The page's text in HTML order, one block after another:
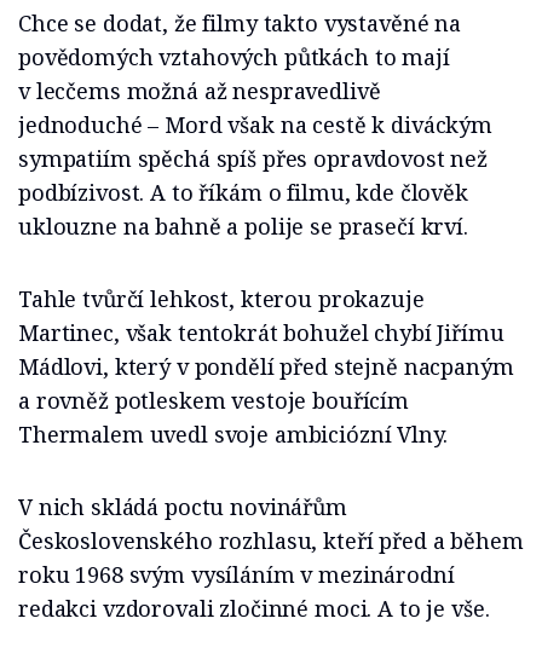
Chce se dodat, že filmy takto vystavěné na
povědomých vztahových půtkách to mají
v lecčems možná až nespravedlivě
jednoduché – Mord však na cestě k diváckým
sympatiím spěchá spíš přes opravdovost než
podbízivost. A to říkám o filmu, kde člověk
uklouzne na bahně a polije se prasečí krví.
Tahle tvůrčí lehkost, kterou prokazuje
Martinec, však tentokrát bohužel chybí Jiřímu
Mádlovi, který v pondělí před stejně nacpaným
a rovněž potleskem vestoje bouřícím
Thermalem uvedl svoje ambiciózní Vlny.
V nich skládá poctu novinářům
Československého rozhlasu, kteří před a během
roku 1968 svým vysíláním v mezinárodní
redakci vzdorovali zločinné moci. A to je vše.